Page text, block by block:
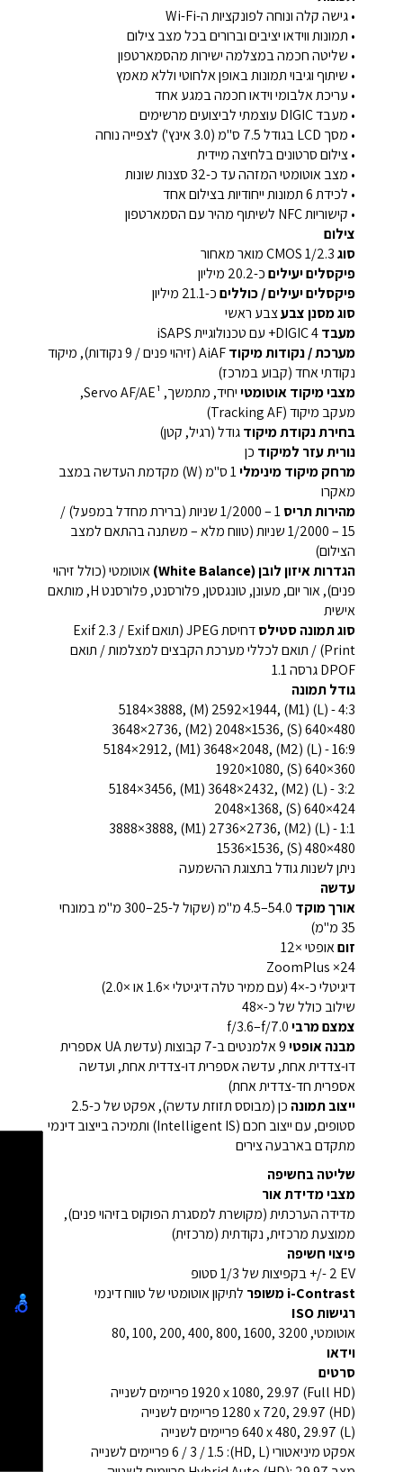
• גישה קלה ונוחה לפונקציות ה-Wi-Fi
• תמונות ווידאו יציבים וברורים בכל מצב צילום
• שליטה חכמה במצלמה ישירות מהסמארטפון
• שיתוף וגיבוי תמונות באופן אלחוטי וללא מאמץ
• עריכת אלבומי וידאו חכמה במגע אחד
• מעבד DIGIC עוצמתי לביצועים מרשימים
• מסך LCD בגודל 7.5 ס"מ (3.0 אינץ') לצפייה נוחה
• צילום סרטונים בלחיצה מיידית
• מצב אוטומטי המזהה עד כ-32 סצנות שונות
• לכידת 6 תמונות ייחודיות בצילום אחד
• קישוריות NFC לשיתוף מהיר עם הסמארטפון
צילום
סוג1/2.3 CMOS מואר מאחור
פיקסלים יעיליםכ-20.2 מיליון
פיקסלים יעילים / כולליםכ-21.1 מיליון
סוג מסנן צבעצבע ראשי
מעבד
מערכת / נקודות מיקוד
AiAF (זיהוי פנים / 9 נקודות), מיקוד
נקודתי אחד (קבוע במרכז)
מצבי מיקוד אוטומטי
יחיד, מתמשך, Servo AF/AE¹,
מעקב מיקוד (Tracking AF)
בחירת נקודת מיקודגודל (רגיל, קטן)
נורית עזר למיקוד כן
מרחק מיקוד מינימלי
1 ס"מ (W) מקדמת העדשה במצב
מאקרו
מהירות תריס
1 – 1/2000 שניות (ברירת מחדל במפעל) /
15 – 1/2000 שניות (טווח מלא – משתנה בהתאם למצב
הצילום)
הגדרות איזון לובן (White Balance)
אוטומטי (כולל זיהוי
פנים), אור יום, מעונן, טונגסטן, פלורסנט, פלורסנט H, מותאם
אישית
סוג תמונה סטילס
דחיסת JPEG (תואם Exif 2.3 / Exif
Print) / תואם לכללי מערכת הקבצים למצלמות / תואם
DPOF גרסה 1.1
גודל תמונה
4:3 - (L) ‎5184×3888‎, (M) ‎2592×1944‎, (M1)
‎3648×2736‎, (M2) ‎2048×1536‎, (S) ‎640×480‎
16:9 - (L) ‎5184×2912‎, (M1) ‎3648×2048‎, (M2)
‎1920×1080‎, (S) ‎640×360‎
3:2 - (L) ‎5184×3456‎, (M1) ‎3648×2432‎, (M2)
‎2048×1368‎, (S) ‎640×424‎
1:1 - (L) ‎3888×3888‎, (M1) ‎2736×2736‎, (M2)
‎1536×1536‎, (S) ‎480×480‎
ניתן לשנות גודל בתצוגת ההשמעה
עדשה
אורך מוקד
‎4.5–54.0 מ"מ (שקול ל-25–300 מ"מ במונחי
35 מ"מ)
זוםאופטי ×12
ZoomPlus ×24
דיגיטלי כ-×4 (עם ממיר טלה דיגיטלי ×1.6 או ×2.0)
שילוב כולל של כ-×48
צמצם מרביf/3.6–f/7.0
מבנה אופטי
9 אלמנטים ב-7 קבוצות (עדשת UA אספרית
דו-צדדית אחת, עדשה אספרית דו-צדדית אחת, ועדשה
אספרית חד-צדדית אחת)
ייצוב תמונה
כן (מבוסס תזוזת עדשה), אפקט של כ-2.5
סטופים, עם ייצוב חכם (Intelligent IS) ותמיכה בייצוב דינמי
מתקדם בארבעה צירים
שליטה בחשיפה
מצבי מדידת אור
מדידה הערכתית (מקושרת למסגרת הפוקוס בזיהוי פנים),
ממוצעת מרכזית, נקודתית (מרכזית)
פיצוי חשיפה
‎+/- 2 EV‎ בקפיצות של ‎1/3‎ סטופ
i-Contrast משופר
לתיקון אוטומטי של טווח דינמי
רגישות ISO
אוטומטי, ‎80‎, ‎100‎, ‎200‎, ‎400‎, ‎800‎, ‎1600‎, ‎3200‎
וידאו
סרטים
(Full HD) ‎1920 x 1080‎, ‎29.97‎ פריימים לשנייה
(HD) ‎1280 x 720‎, ‎29.97‎ פריימים לשנייה
(L) ‎640 x 480‎, ‎29.97‎ פריימים לשנייה
אפקט מיניאטורי (HD, L): ‎6‎ / ‎3‎ / ‎1.5‎ פריימים לשנייה